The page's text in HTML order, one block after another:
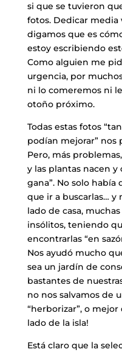
si que se tuvieron
fotos. Dedicar
digamos que es
estoy escribiendo
Como alguien me
urgencia, por
ni lo comeremos ni
otoño próximo.
Todas estas fotos
podían mejorar” nos
Pero, más
y las plantas nacen y
gana”. No solo había
que ir a buscarlas… y
lado de casa,
insólitos, teniendo
encontrarlas “en
Nos ayudó mucho
sea un jardín de
bastantes de
no nos salvamos de
“herborizar”, o mejor
lado de la isla!
Está claro que la